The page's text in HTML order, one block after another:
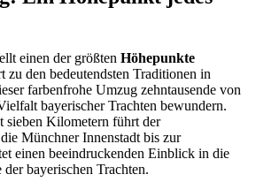
einen der größten Höhepunkte
zu den bedeutendsten Traditionen in
farbenfrohe Umzug zehntausende von
bayerischer Trachten bewundern.
sieben Kilometern führt der
Münchner Innenstadt bis zur
einen beeindruckenden Einblick in die
bayerischen Trachten.